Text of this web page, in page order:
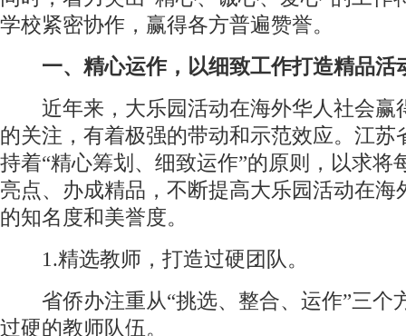
学校紧密协作，赢得各方普遍赞誉。
一、精心运作，以细致工作打造精品活
近年来，大乐园活动在海外华人社会赢
的关注，有着极强的带动和示范效应。江苏
持着“精心筹划、细致运作”的原则，以求将
亮点、办成精品，不断提高大乐园活动在海
的知名度和美誉度。
1.精选教师，打造过硬团队。
省侨办注重从“挑选、整合、运作”三个
过硬的教师队伍。